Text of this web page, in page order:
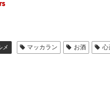
メ マッカラン お酒 心